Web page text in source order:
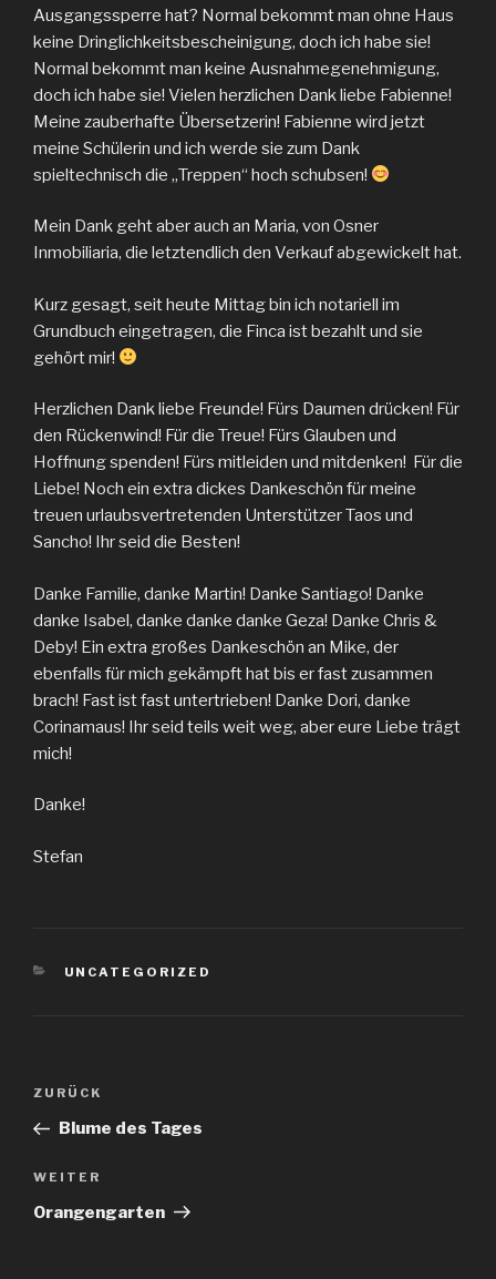
Ausgangssperre hat? Normal bekommt man ohne Haus
keine Dringlichkeitsbescheinigung, doch ich habe sie!
Normal bekommt man keine Ausnahmegenehmigung,
doch ich habe sie! Vielen herzlichen Dank liebe Fabienne!
Meine zauberhafte Übersetzerin! Fabienne wird jetzt
meine Schülerin und ich werde sie zum Dank
spieltechnisch die „Treppen“ hoch schubsen!
Mein Dank geht aber auch an Maria, von Osner
Inmobiliaria, die letztendlich den Verkauf abgewickelt hat.
Kurz gesagt, seit heute Mittag bin ich notariell im
Grundbuch eingetragen, die Finca ist bezahlt und sie
gehört mir!
Herzlichen Dank liebe Freunde! Fürs Daumen drücken! Für
den Rückenwind! Für die Treue! Fürs Glauben und
Hoffnung spenden! Fürs mitleiden und mitdenken! Für die
Liebe! Noch ein extra dickes Dankeschön für meine
treuen urlaubsvertretenden Unterstützer Taos und
Sancho! Ihr seid die Besten!
Danke Familie, danke Martin! Danke Santiago! Danke
danke Isabel, danke danke danke Geza! Danke Chris &
Deby! Ein extra großes Dankeschön an Mike, der
ebenfalls für mich gekämpft hat bis er fast zusammen
brach! Fast ist fast untertrieben! Danke Dori, danke
Corinamaus! Ihr seid teils weit weg, aber eure Liebe trägt
mich!
Danke!
Stefan
KATEGORIEN
UNCATEGORIZED
Beitragsnavigation
Vorheriger
Beitrag
ZURÜCK
Blume des Tages
Nächster
Beitrag
WEITER
Orangengarten